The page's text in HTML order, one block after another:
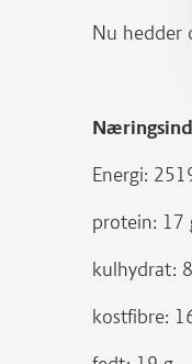
Nu hedder
Energi:
protein: 17
kulhydrat:
kostfibre: